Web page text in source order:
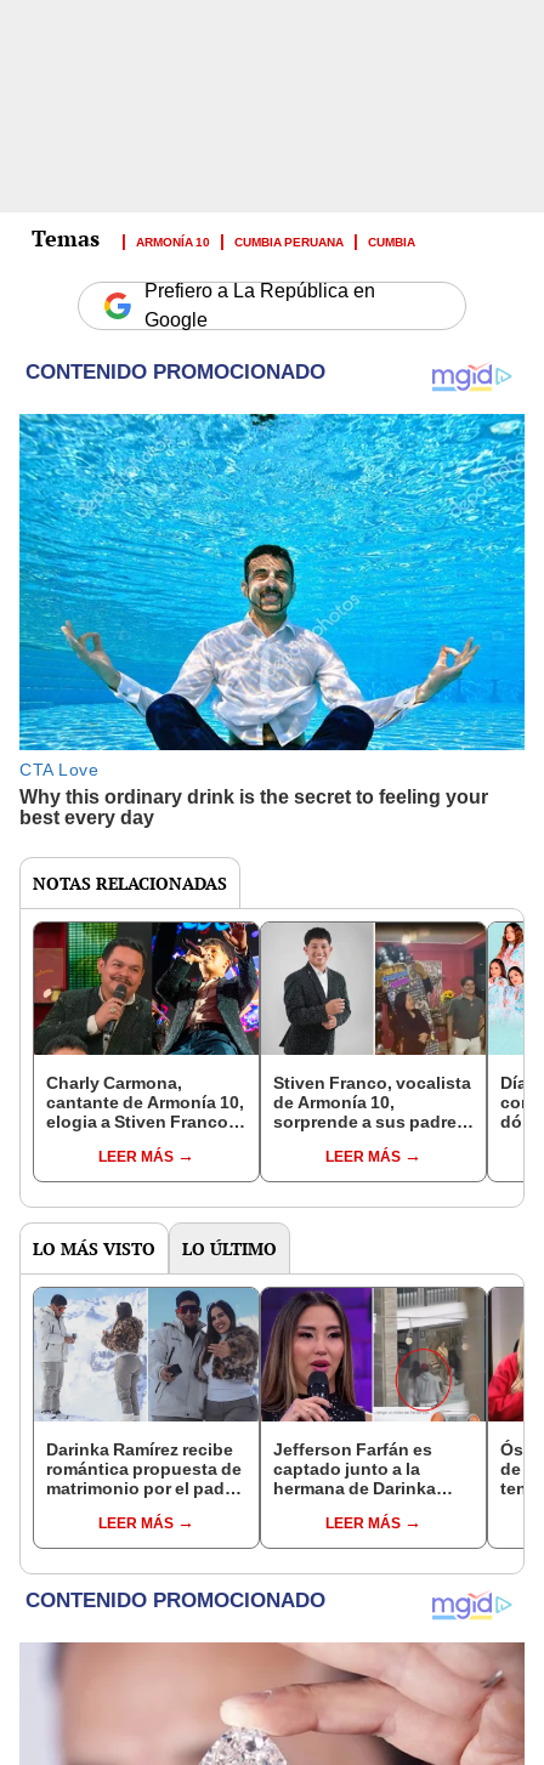
ARMONÍA 10 CUMBIA PERUANA CUMBIA
Prefiero a La República en
Google
NOTAS RELACIONADAS
Charly Carmona,
cantante de Armonía 10,
elogia a Stiven Franco
escenarios: “Nos está
haciendo bajar de peso”
LEER MÁS
Stiven Franco, vocalista
de Armonía 10,
sorprende a sus padres
casa: “Los quiero
mucho”
LEER MÁS
Día
LO MÁS VISTO LO ÚLTIMO
Darinka Ramírez recibe
romántica propuesta de
matrimonio por el padre
nervios, lágrimas y
muchísima felicidad"
LEER MÁS
Jefferson Farfán es
captado junto a la
hermana de Darinka
Kanashiro trabajaba: “Él
tiene sus…”
LEER MÁS
de